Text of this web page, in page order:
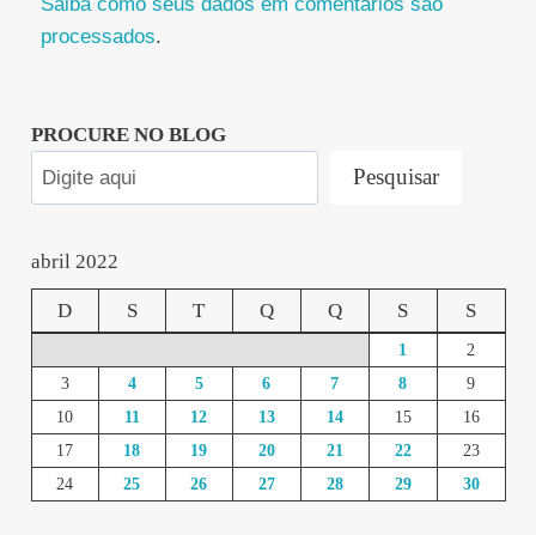
processados.
PROCURE NO BLOG
Pesquisar
abril 2022
D S T Q Q S S
1
2
3
4 5 6 7 8
9
10
11 12 13 14 15
16
17
18 19 20 21 22
23
24
25 26 27 28 29 30